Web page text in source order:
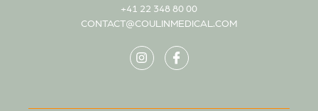
+41 22 348 80 00
CONTACT@COULINMEDICAL.COM